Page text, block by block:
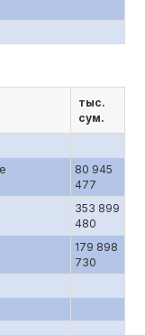
тыс.
сум.
80 945
477
353 899
480
179 898
730